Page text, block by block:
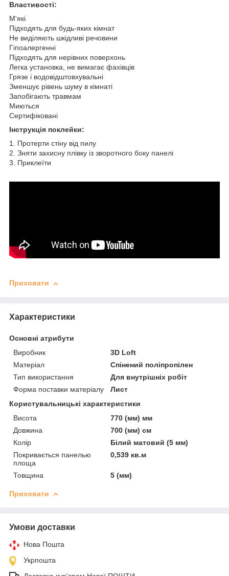
Властивості:
М'які
Підходять для будь-яких кімнат
Не виділяють шкідливі речовини
Гіпоалергенні
Підходять для нерівних поверхонь
Легка установка, не вимагає фахівців
Грязе і водовідштовхувальні
Зменшує рівень шуму в кімнаті
Запобігають травмам
Миються
Сертифіковані
Інструкція поклейки:
1. Протерти стіну від пилу
2. Зняти захисну плівку із зворотного боку панелі
3. Приклеїти
Приховати
Характеристики
Основні атрибути
Виробник
3D Loft
Матеріал
Спінений поліпропілен
Тип використання
Для внутрішніх робіт
Форма поставки матеріалу
Лист
Користувальницькі характеристики
Висота
770 (мм) мм
Довжина
700 (мм) см
Колір
Білий матовий (5 мм)
Покривається панелью
площа
0,539 кв.м
Товщина 5 (мм)
Приховати
Умови доставки
Нова Пошта
Укрпошта